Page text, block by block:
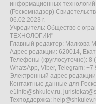
информационных
(Роскомнадзор)
06.02.2023 г.
Учредитель: Общество с
ТЕХНОЛОГИИ"
Главный редактор: Малкова
Адрес редакции: 620014,
Телефоны (круглосуточно):
WhatsApp, Viber, Telegram:
Электронный адрес
Контактные данные для
e1info@shkulev.ru,
Техподдержка: